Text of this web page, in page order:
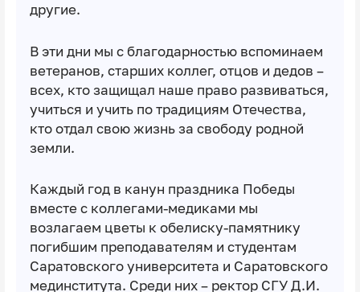
другие.
В эти дни мы с благодарностью вспоминаем
ветеранов, старших коллег, отцов и дедов –
всех, кто защищал наше право развиваться,
учиться и учить по традициям Отечества,
кто отдал свою жизнь за свободу родной
земли.
Каждый год в канун праздника Победы
вместе с коллегами-медиками мы
возлагаем цветы к обелиску-памятнику
погибшим преподавателям и студентам
Саратовского университета и Саратовского
мединститута. Среди них – ректор СГУ Д.И.